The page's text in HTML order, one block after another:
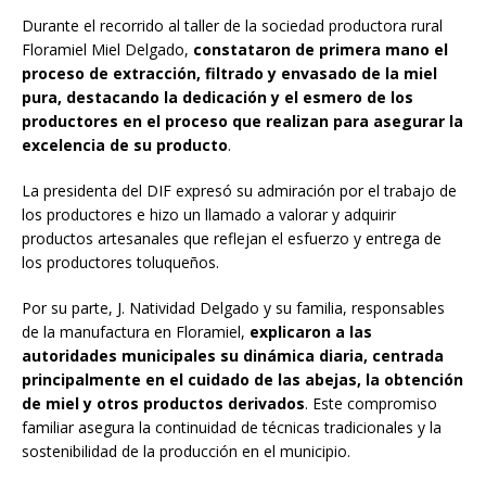
Durante el recorrido al taller de la sociedad productora rural
Floramiel Miel Delgado, constataron de primera mano el
proceso de extracción, filtrado y envasado de la miel
pura, destacando la dedicación y el esmero de los
productores en el proceso que realizan para asegurar la
excelencia de su producto.
La presidenta del DIF expresó su admiración por el trabajo de
los productores e hizo un llamado a valorar y adquirir
productos artesanales que reflejan el esfuerzo y entrega de
los productores toluqueños.
Por su parte, J. Natividad Delgado y su familia, responsables
de la manufactura en Floramiel, explicaron a las
autoridades municipales su dinámica diaria, centrada
principalmente en el cuidado de las abejas, la obtención
de miel y otros productos derivados. Este compromiso
familiar asegura la continuidad de técnicas tradicionales y la
sostenibilidad de la producción en el municipio.